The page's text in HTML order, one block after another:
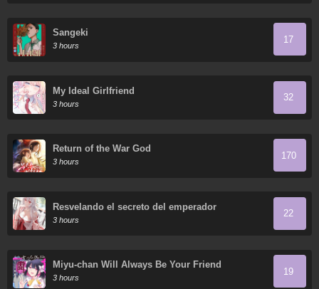
Sangeki
3 hours
17
My Ideal Girlfriend
3 hours
32
Return of the War God
3 hours
170
Resvelando el secreto del emperador
3 hours
22
Miyu-chan Will Always Be Your Friend
3 hours
19